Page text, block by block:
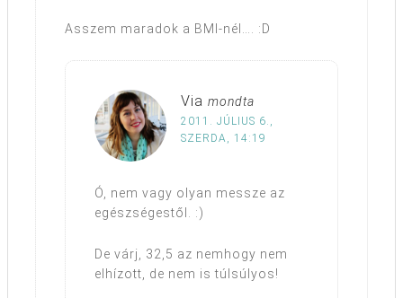
Asszem maradok a BMI-nél…. :D
Via mondta
2011. JÚLIUS 6.,
SZERDA, 14:19
Ó, nem vagy olyan messze az
egészségestől. :)
De várj, 32,5 az nemhogy nem
elhízott, de nem is túlsúlyos!